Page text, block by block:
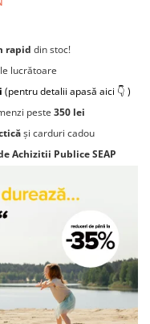
rapid din stoc!
lucrătoare
(pentru detalii apasă aici 👇 )
peste 350 lei
și carduri cadou
Achizitii Publice SEAP